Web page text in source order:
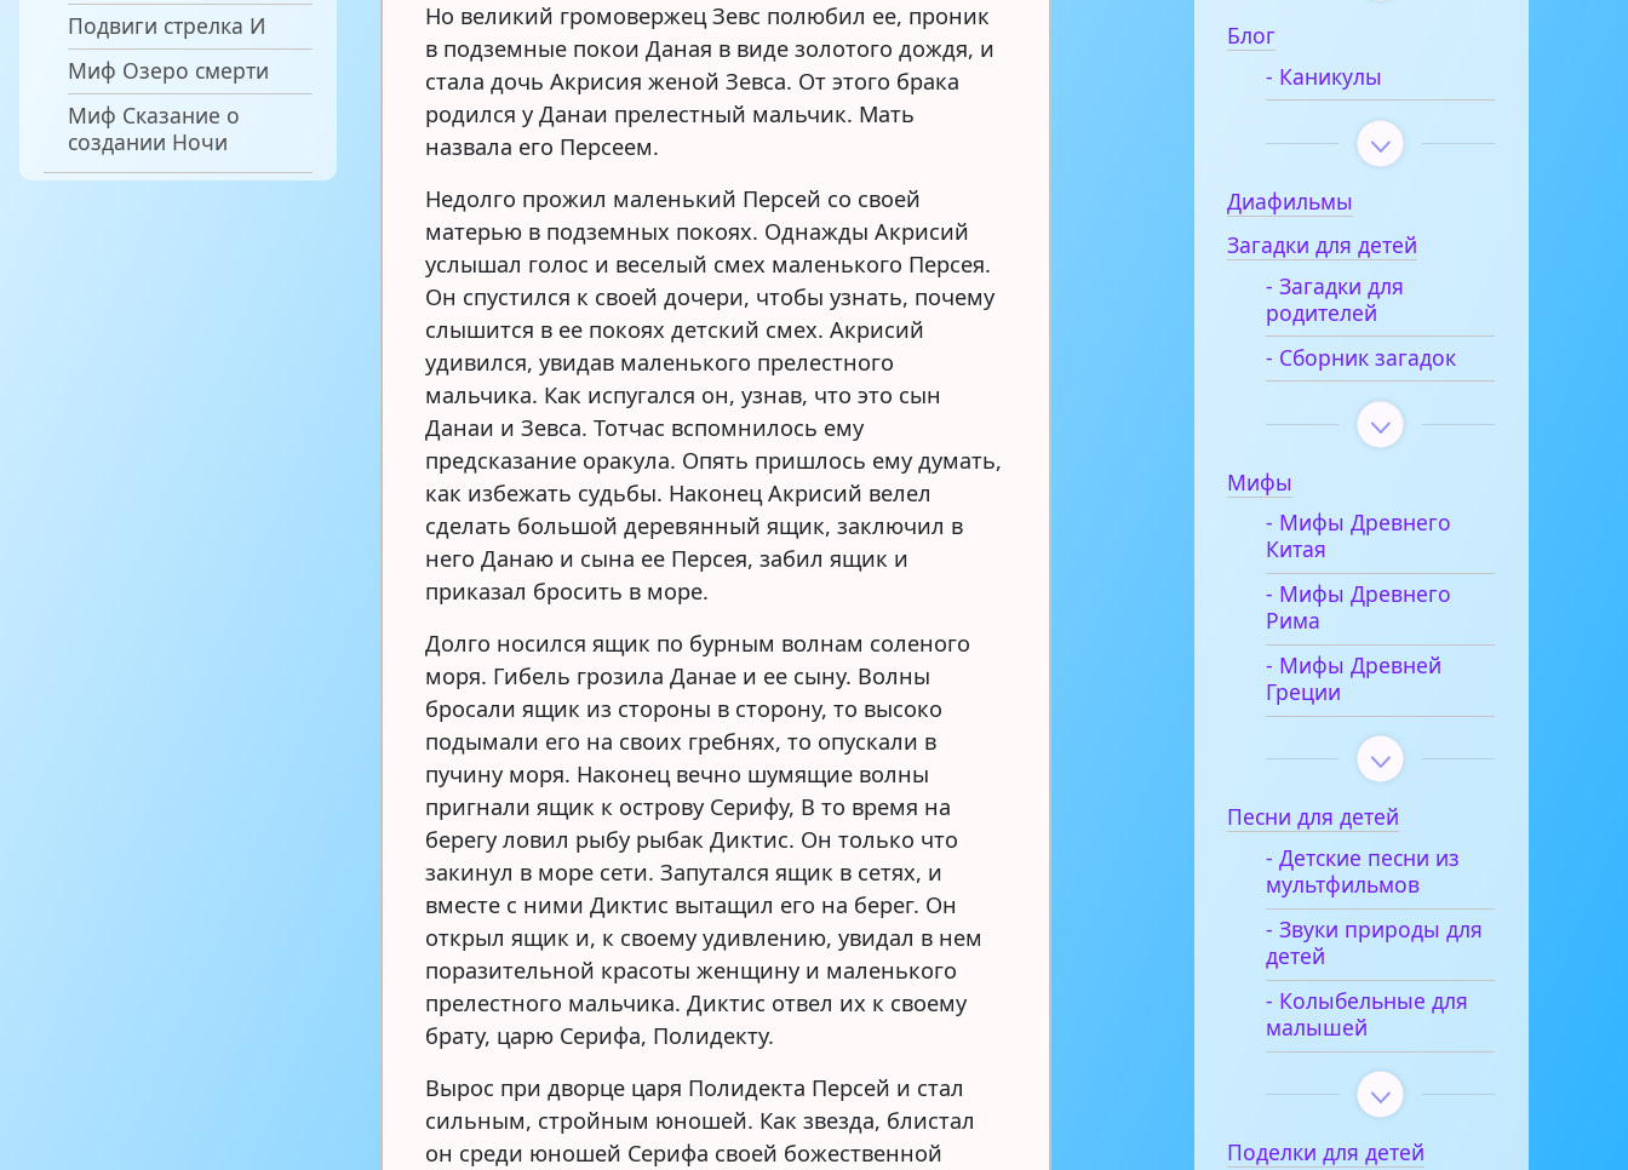
Подвиги стрелка И
Миф Озеро смерти
Миф Сказание о
создании Ночи
Но великий громовержец Зевс полюбил ее, проник
в подземные покои Даная в виде золотого дождя, и
стала дочь Акрисия женой Зевса. От этого брака
родился у Данаи прелестный мальчик. Мать
назвала его Персеем.
Недолго прожил маленький Персей со своей
матерью в подземных покоях. Однажды Акрисий
услышал голос и веселый смех маленького Персея.
Он спустился к своей дочери, чтобы узнать, почему
слышится в ее покоях детский смех. Акрисий
удивился, увидав маленького прелестного
мальчика. Как испугался он, узнав, что это сын
Данаи и Зевса. Тотчас вспомнилось ему
предсказание оракула. Опять пришлось ему думать,
как избежать судьбы. Наконец Акрисий велел
сделать большой деревянный ящик, заключил в
него Данаю и сына ее Персея, забил ящик и
приказал бросить в море.
Долго носился ящик по бурным волнам соленого
моря. Гибель грозила Данае и ее сыну. Волны
бросали ящик из стороны в сторону, то высоко
подымали его на своих гребнях, то опускали в
пучину моря. Наконец вечно шумящие волны
пригнали ящик к острову Серифу, В то время на
берегу ловил рыбу рыбак Диктис. Он только что
закинул в море сети. Запутался ящик в сетях, и
вместе с ними Диктис вытащил его на берег. Он
открыл ящик и, к своему удивлению, увидал в нем
поразительной красоты женщину и маленького
прелестного мальчика. Диктис отвел их к своему
брату, царю Серифа, Полидекту.
Вырос при дворце царя Полидекта Персей и стал
сильным, стройным юношей. Как звезда, блистал
он среди юношей Серифа своей божественной
Блог
- Каникулы
Диафильмы
Загадки для детей
- Загадки для
родителей
- Сборник загадок
Мифы
- Мифы Древнего
Китая
- Мифы Древнего
Рима
- Мифы Древней
Греции
Песни для детей
- Детские песни из
мультфильмов
- Звуки природы для
детей
- Колыбельные для
малышей
Поделки для детей